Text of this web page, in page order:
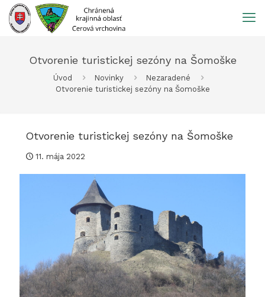
Prejsť
obsah
Otvorenie turistickej sezóny na Šomoške
Úvod Novinky
Nezaradené
Otvorenie turistickej sezóny na Šomoške
Otvorenie turistickej sezóny na Šomoške
11. mája 2022